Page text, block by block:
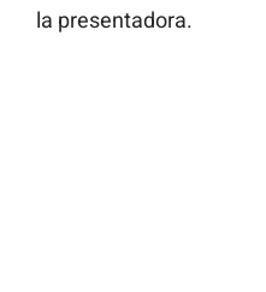
la presentadora.